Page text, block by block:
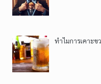
ทำไมการเคาะข